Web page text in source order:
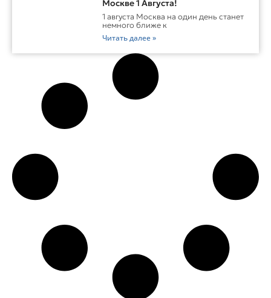
Москве 1 Августа!
1 августа Москва на один день станет
немного ближе к
Читать далее »